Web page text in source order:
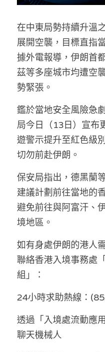
真相直擊
極端暴恐實錄
黃萬成專欄
招國偉專欄
高松傑專欄
林伯強專欄
趙處機專欄
KOL 精選
曾子晴 - 晴深直說
龔靜儀大律師專欄
陳子遷律師專欄
汪明欣專欄
支聯會案
35+顛覆案
親子
花生仔漫畫週記
投稿熱線
商戶合作
支持讚助
條款及細則
繁體中文
English
在中東局勢持續升溫
展開空襲，目標直指
據外電報導，伊朗首
茲等多座城市均遭空
勢緊張。
鑑於當地安全風險急
局今日（13日）宣布
遊警示提升至紅色級
切勿前赴伊朗。
保安局指出，德黑蘭
建議計劃前往當地的
避免前往與阿富汗、
境地區。
如有身處伊朗的港人
聯絡香港入境事務處
組」：
24小時求助熱線：
透過「入境處流動應
聊天機械人